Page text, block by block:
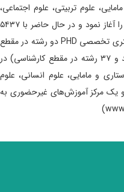
علوم تربیتی، علوم اجتماعی،
روان‌شناسی، ریاضی و نقاشی) فعالیت خود را آغاز نمود و در حال حاضر با ۵۴۳۷
دانشجو در ۶۸ رشته (یک رشته در مقطع دکتری تخصصی PHD دو رشته در مقطع
دکتری حرفه‌ای، ۲۸ رشته در کارشناسی ارشد و ۳۷ رشته در مقطع کارشناسی) در
و مامایی، علوم انسانی، علوم
و یک مرکز آموزش‌های غیرحضوری به